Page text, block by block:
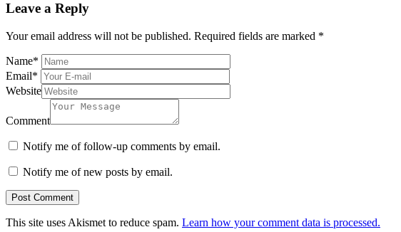
Leave a Reply
Your email address will not be published. Required fields are marked *
Name*
Email*
Website
Comment
Notify me of follow-up comments by email.
Notify me of new posts by email.
This site uses Akismet to reduce spam. Learn how your comment data is processed.